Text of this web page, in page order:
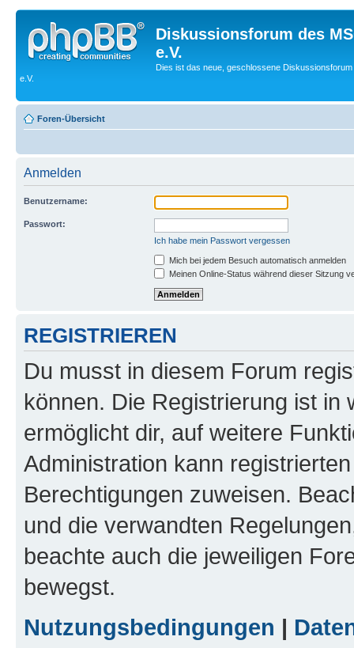
Diskussionsforum des
e.V.
Dies ist das neue, geschlossene
e.V.
Foren-Übersicht
Anmelden
Benutzername:
Passwort:
Ich habe mein Passwort vergessen
Mich bei jedem Besuch automatisch anmelden
Meinen Online-Status während dieser Sitzung
REGISTRIEREN
Du musst in diesem Forum
können. Die Registrierung ist in
ermöglicht dir, auf weitere
Administration kann
Berechtigungen zuweisen.
und die verwandten
beachte auch die jeweiligen
bewegst.
Nutzungsbedingungen |